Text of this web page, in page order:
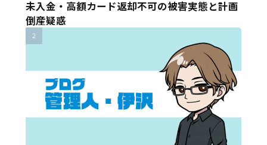
未入金・高額カード返却不可の被害実態と計画
倒産疑惑